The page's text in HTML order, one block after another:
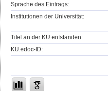
Sprache des Eintrags:
Institutionen der Universität:
Titel an der KU entstanden:
KU.edoc-ID: